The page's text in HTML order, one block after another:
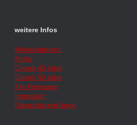
weitere Infos
Mitgliederbereich
Archiv
Chronik 40 Jahre
Chronik 50 Jahre
Alte Homepage
Impressum
Datenschutzerklärung